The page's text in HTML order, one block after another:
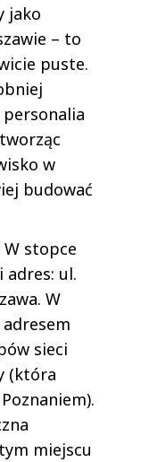
jako
– to
puste.
w
budować
W stopce
ul.
W
sieci
(która
miejscu